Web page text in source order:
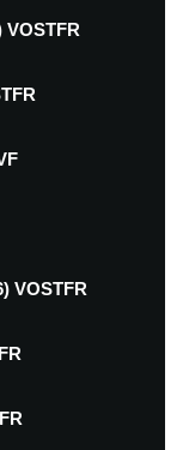
VOSTFR
VOSTFR